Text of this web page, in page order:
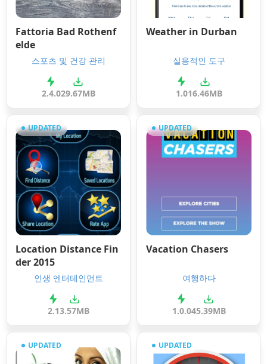
Fattoria Bad Rothenf
elde
스포츠 및 건강 관리
2.4.029.67MB
Weather in Durban
실용적인 도구
1.016.46MB
UPDATED
Location Distance Fin
der 2015
인생 엔터테인먼트
2.13.57MB
UPDATED
Vacation Chasers
여행하다
1.0.045.39MB
UPDATED UPDATED